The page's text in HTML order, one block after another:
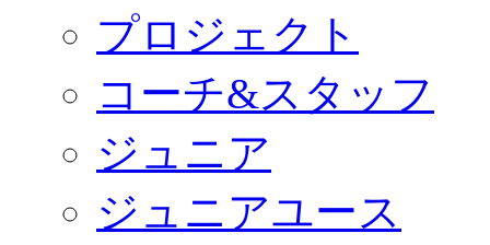
プロジェクト
コーチ&スタッフ
ジュニア
ジュニアユース